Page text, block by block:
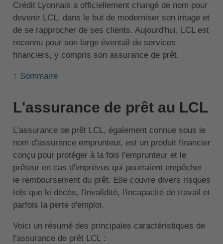
Crédit Lyonnais a officiellement changé de nom pour
devenir LCL, dans le but de moderniser son image et
de se rapprocher de ses clients. Aujourd'hui, LCL est
reconnu pour son large éventail de services
financiers, y compris son assurance de prêt.
↑ Sommaire
L'assurance de prêt au LCL
L'assurance de prêt LCL, également connue sous le
nom d'assurance emprunteur, est un produit financier
conçu pour protéger à la fois l'emprunteur et le
prêteur en cas d'imprévus qui pourraient empêcher
le remboursement du prêt. Elle couvre divers risques
tels que le décès, l'invalidité, l'incapacité de travail et
parfois la perte d'emploi.
Voici un résumé des principales caractéristiques de
l'assurance de prêt LCL :